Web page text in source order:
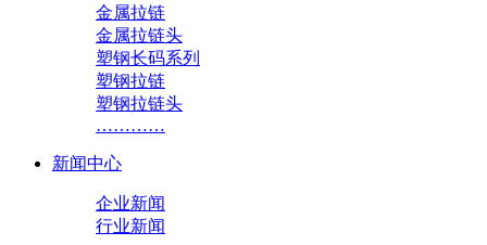
金属拉链
金属拉链头
塑钢长码系列
塑钢拉链
塑钢拉链头
…………
新闻中心
企业新闻
行业新闻